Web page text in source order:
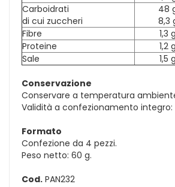
Carboidrati
di cui zuccheri
48
8,3
Fibre
1,3 g
Proteine
1,2 g
Sale
1,5 g
Conservazione
Conservare a temperatura
Validità a confezionamento integro:
Formato
Confezione da 4 pezzi.
Peso netto: 60 g.
Cod. PAN232